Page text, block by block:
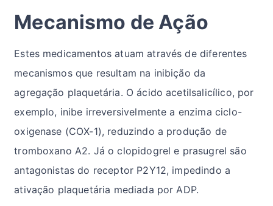
Mecanismo de Ação
Estes medicamentos atuam através de diferentes
mecanismos que resultam na inibição da
agregação plaquetária. O ácido acetilsalicílico, por
exemplo, inibe irreversivelmente a enzima ciclo-
oxigenase (COX-1), reduzindo a produção de
tromboxano A2. Já o clopidogrel e prasugrel são
antagonistas do receptor P2Y12, impedindo a
ativação plaquetária mediada por ADP.